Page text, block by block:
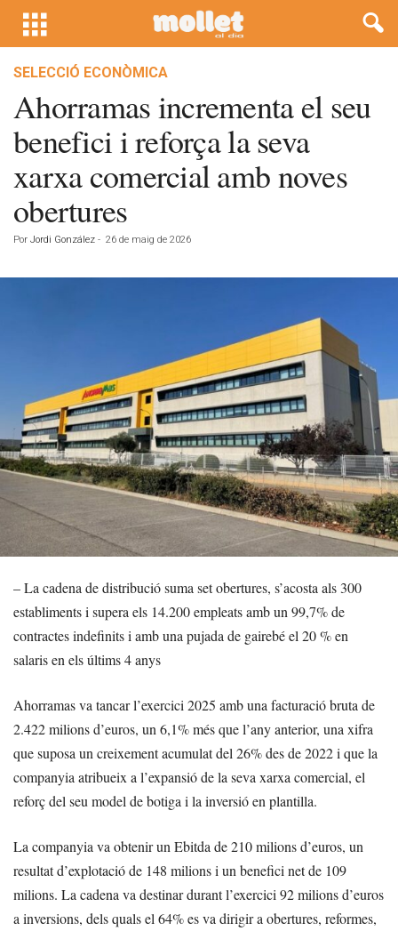
SELECCIÓ ECONÒMICA
Ahorramas incrementa el seu
benefici i reforça la seva
xarxa comercial amb noves
obertures
Por Jordi González - 26 de maig de 2026
– La cadena de distribució suma set obertures, s’acosta als 300
establiments i supera els 14.200 empleats amb un 99,7% de
contractes indefinits i amb una pujada de gairebé el 20 % en
salaris en els últims 4 anys
Ahorramas va tancar l’exercici 2025 amb una facturació bruta de
2.422 milions d’euros, un 6,1% més que l’any anterior, una xifra
que suposa un creixement acumulat del 26% des de 2022 i que la
companyia atribueix a l’expansió de la seva xarxa comercial, el
reforç del seu model de botiga i la inversió en plantilla.
La companyia va obtenir un Ebitda de 210 milions d’euros, un
resultat d’explotació de 148 milions i un benefici net de 109
milions. La cadena va destinar durant l’exercici 92 milions d’euros
a inversions, dels quals el 64% es va dirigir a obertures, reformes,